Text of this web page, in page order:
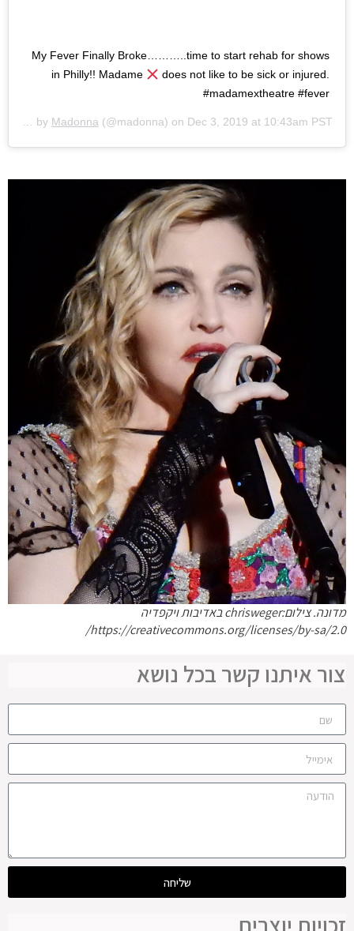
My Fever Finally Broke………..time to start rehab for shows
in Philly!! Madame
does not like to be sick or injured.
#madamextheatre #fever
A post shared by Madonna (@madonna) on Dec 3, 2019 at 10:43am PST
מדונה. צילום:chrisweger באדיבות ויקפדיה
https://creativecommons.org/licenses/by-sa/2.0/
צור איתנו קשר בכל נושא
שליחה
זכויות יוצרים